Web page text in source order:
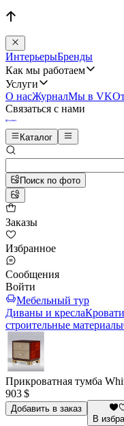
ИнтерьерыБренды
Как мы работаем
Услуги
О насЖурналМы в VK
Связаться с нами
Каталог
Поиск по фото
Заказы
Избранное
Сообщения
Войти
Мебельный тур
Диваны и кресла
строительные материалы
Прикроватная тумба
903 $
Добавить в заказ
В